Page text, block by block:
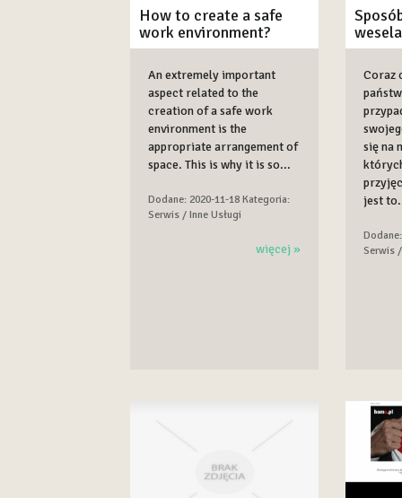
How to create a safe
work environment?
An extremely important
aspect related to the
creation of a safe work
environment is the
appropriate arrangement of
space. This is why it is so...
Dodane: 2020-11-18 Kategoria:
Serwis / Inne Usługi
więcej »
Coraz
się na
jest
Serwis